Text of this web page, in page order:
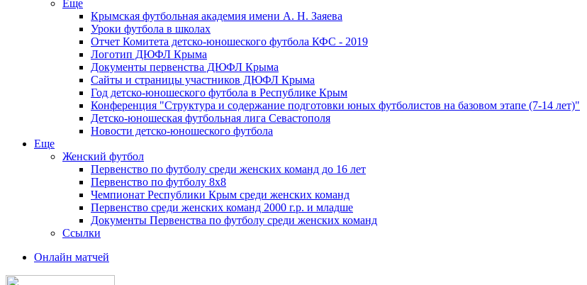
Еще
Крымская футбольная академия имени А. Н. Заяева
Уроки футбола в школах
Отчет Комитета детско-юношеского футбола КФС - 2019
Логотип ДЮФЛ Крыма
Документы первенства ДЮФЛ Крыма
Сайты и страницы участников ДЮФЛ Крыма
Год детско-юношеского футбола в Республике Крым
Конференция "Структура и содержание подготовки юных футболистов на базовом этапе (7-14 лет)"
Детско-юношеская футбольная лига Севастополя
Новости детско-юношеского футбола
Еще
Женский футбол
Первенство по футболу среди женских команд до 16 лет
Первенство по футболу 8х8
Чемпионат Республики Крым среди женских команд
Первенство среди женских команд 2000 г.р. и младше
Документы Первенства по футболу среди женских команд
Ссылки
Онлайн матчей